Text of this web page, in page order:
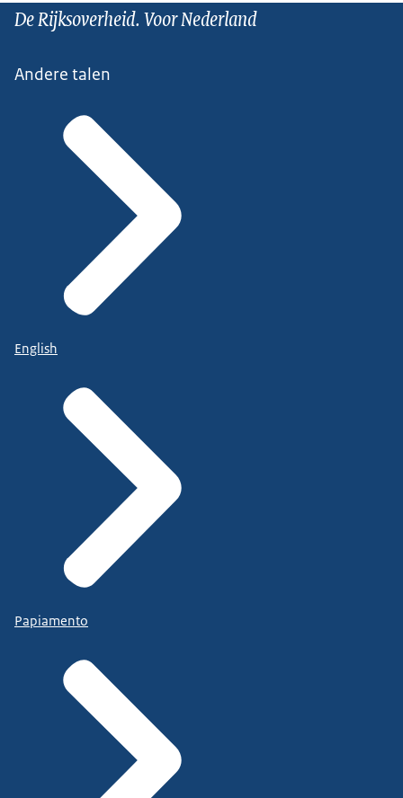
De Rijksoverheid. Voor Nederland
Andere talen
English
Papiamento